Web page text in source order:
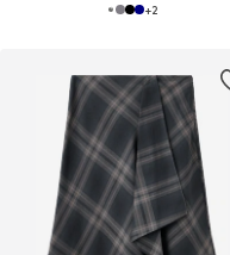
+2